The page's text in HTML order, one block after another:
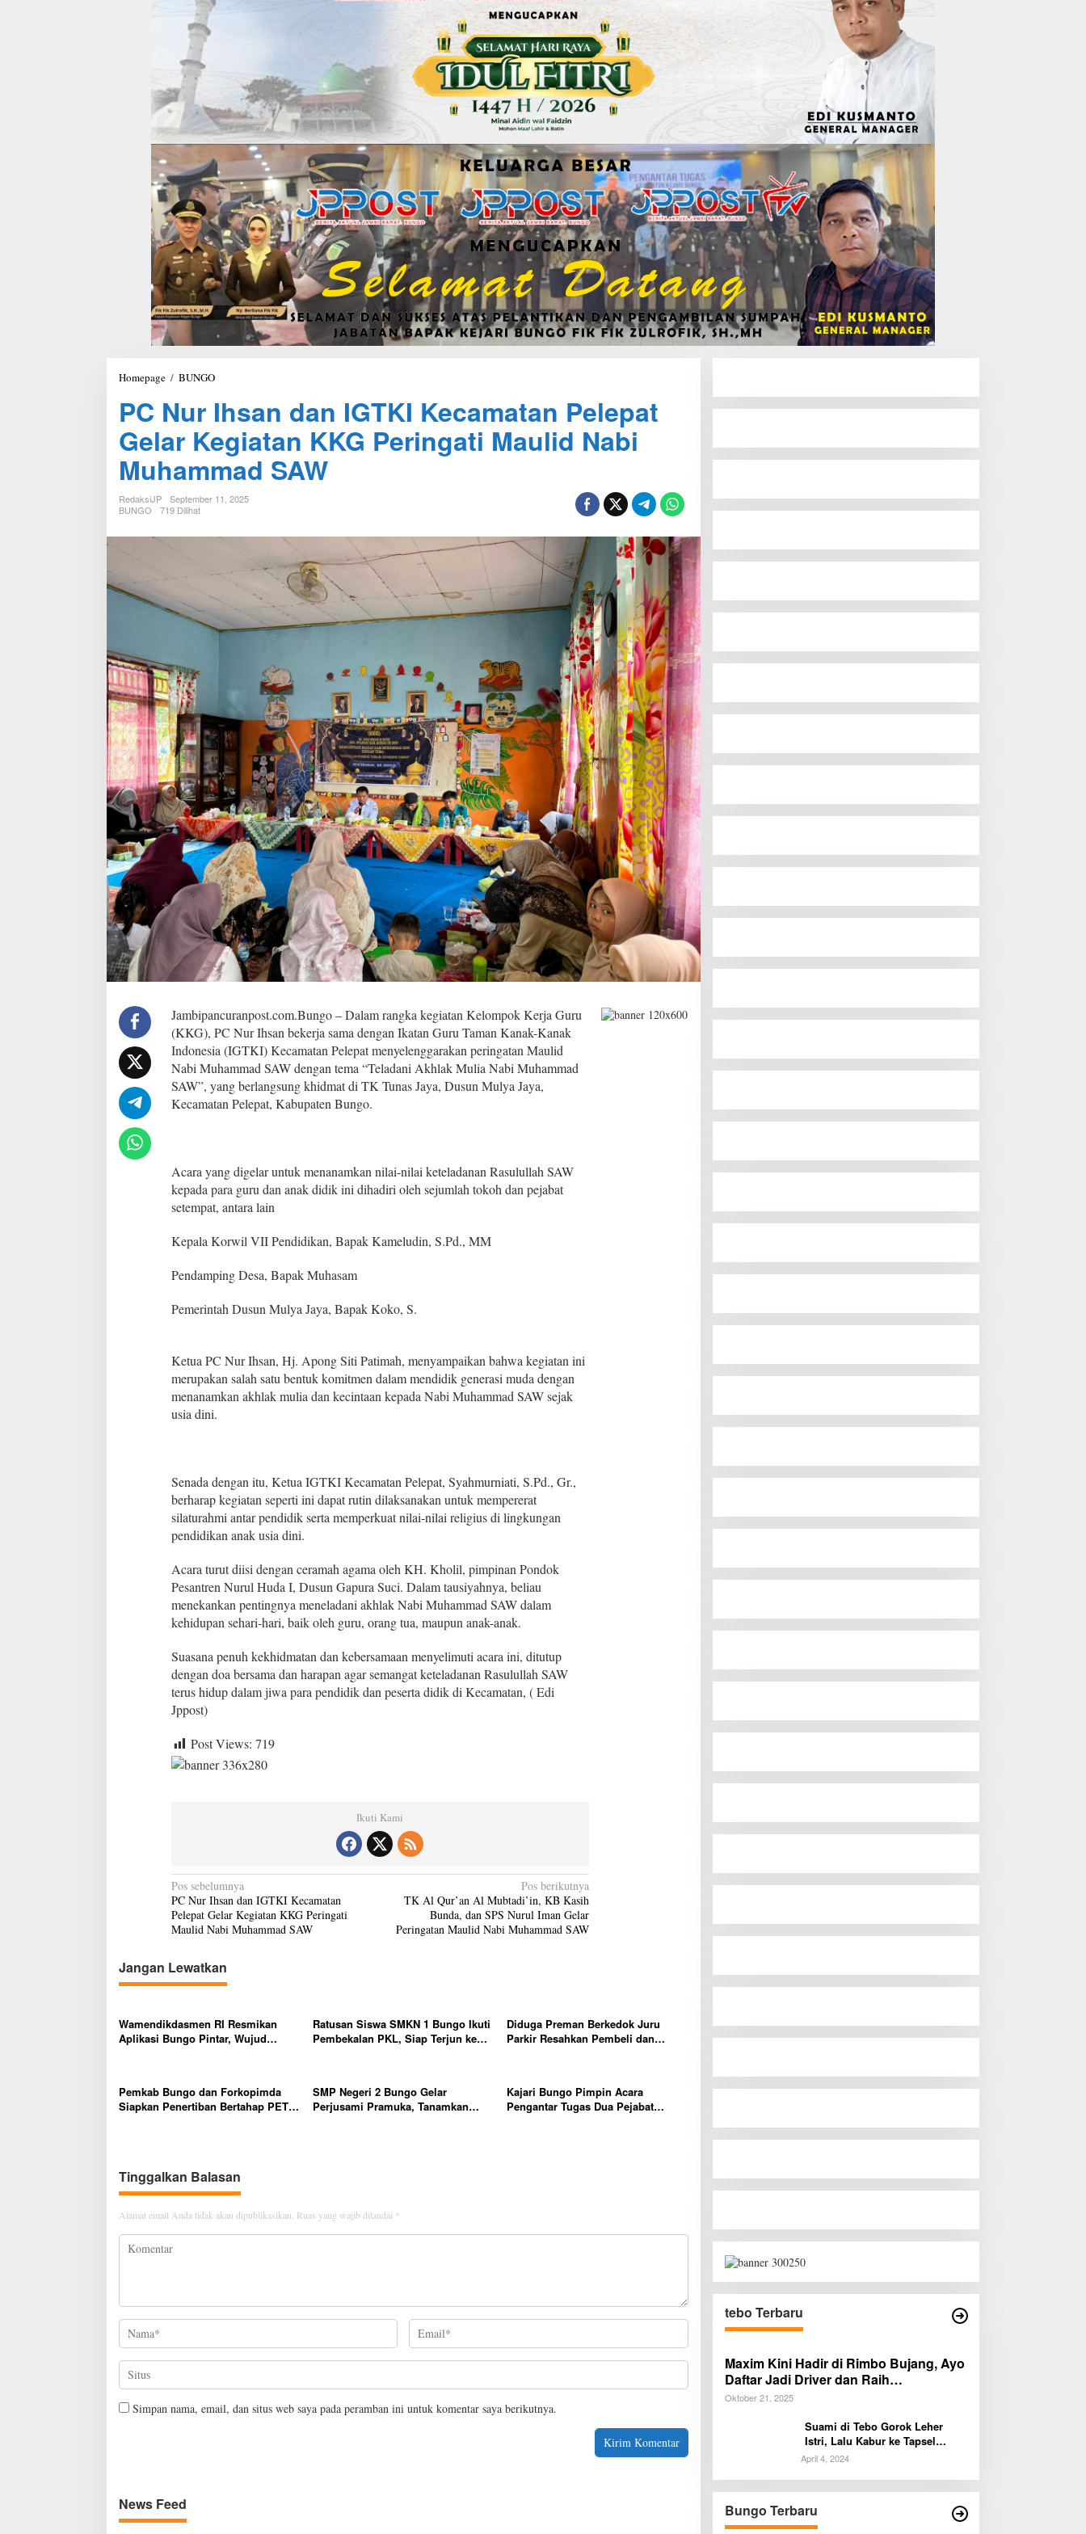
Homepage / BUNGO
N
u
r
I
h
s
a
a
T
I
a
t
a
n
P
e
l
e
p
a
t
G
e
a
r
K
e
g
t
a
n
K
K
G
P
g
a
t
M
a
l
d
i
M
u
d
S
W
PC Nur Ihsan dan IGTKI Kecamatan Pelepat
Gelar Kegiatan KKG Peringati Maulid Nabi
Muhammad SAW
RedaksiJP
September 11, 2025
BUNGO
719 Dilihat
Jambipancuranpost.com.Bungo – Dalam rangka kegiatan Kelompok Kerja Guru
(KKG), PC Nur Ihsan bekerja sama dengan Ikatan Guru Taman Kanak-Kanak
Indonesia (IGTKI) Kecamatan Pelepat menyelenggarakan peringatan Maulid
Nabi Muhammad SAW dengan tema “Teladani Akhlak Mulia Nabi Muhammad
SAW”, yang berlangsung khidmat di TK Tunas Jaya, Dusun Mulya Jaya,
Kecamatan Pelepat, Kabupaten Bungo.
Acara yang digelar untuk menanamkan nilai-nilai keteladanan Rasulullah SAW
kepada para guru dan anak didik ini dihadiri oleh sejumlah tokoh dan pejabat
setempat, antara lain
Kepala Korwil VII Pendidikan, Bapak Kameludin, S.Pd., MM
Pendamping Desa, Bapak Muhasam
Pemerintah Dusun Mulya Jaya, Bapak Koko, S.
Ketua PC Nur Ihsan, Hj. Apong Siti Patimah, menyampaikan bahwa kegiatan ini
merupakan salah satu bentuk komitmen dalam mendidik generasi muda dengan
menanamkan akhlak mulia dan kecintaan kepada Nabi Muhammad SAW sejak
usia dini.
Senada dengan itu, Ketua IGTKI Kecamatan Pelepat, Syahmurniati, S.Pd., Gr.,
berharap kegiatan seperti ini dapat rutin dilaksanakan untuk mempererat
silaturahmi antar pendidik serta memperkuat nilai-nilai religius di lingkungan
pendidikan anak usia dini.
Acara turut diisi dengan ceramah agama oleh KH. Kholil, pimpinan Pondok
Pesantren Nurul Huda I, Dusun Gapura Suci. Dalam tausiyahnya, beliau
menekankan pentingnya meneladani akhlak Nabi Muhammad SAW dalam
kehidupan sehari-hari, baik oleh guru, orang tua, maupun anak-anak.
Suasana penuh kekhidmatan dan kebersamaan menyelimuti acara ini, ditutup
dengan doa bersama dan harapan agar semangat keteladanan Rasulullah SAW
terus hidup dalam jiwa para pendidik dan peserta didik di Kecamatan, ( Edi
Jppost)
Post Views: 719
Ikuti Kami
N
a
v
i
g
s
i
o
s
Pos sebelumnya
PC Nur Ihsan dan IGTKI Kecamatan
Pelepat Gelar Kegiatan KKG Peringati
Maulid Nabi Muhammad SAW
Pos berikutnya
TK Al Qur’an Al Mubtadi’in, KB Kasih
Bunda, dan SPS Nurul Iman Gelar
Peringatan Maulid Nabi Muhammad SAW
Jangan Lewatkan
Wamendikdasmen RI Resmikan
Aplikasi Bungo Pintar, Wujud
Ratusan Siswa SMKN 1 Bungo Ikuti
Pembekalan PKL, Siap Terjun ke
Diduga Preman Berkedok Juru
Parkir Resahkan Pembeli dan
Pemkab Bungo dan Forkopimda
Siapkan Penertiban Bertahap PETI,
SMP Negeri 2 Bungo Gelar
Perjusami Pramuka, Tanamkan
Kajari Bungo Pimpin Acara
Pengantar Tugas Dua Pejabat
Tinggalkan Balasan
Alamat email Anda tidak akan dipublikasikan. Ruas yang wajib ditandai *
Simpan nama, email, dan situs web saya pada peramban ini untuk komentar saya berikutnya.
News Feed
tebo Terbaru
Maxim Kini Hadir di Rimbo Bujang, Ayo
Daftar Jadi Driver dan Raih
Penghasilan Tambahan!
Oktober 21, 2025
Suami di Tebo Gorok Leher
Istri, Lalu Kabur ke Tapsel
Sumut
April 4, 2024
Bungo Terbaru